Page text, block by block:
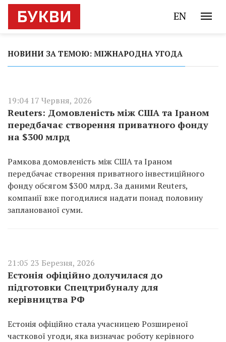
EN
НОВИНИ ЗА ТЕМОЮ: МІЖНАРОДНА УГОДА
19:04 17 Червня, 2026
Reuters: Домовленість між США та Іраном
передбачає створення приватного фонду
на $300 млрд
Рамкова домовленість між США та Іраном
передбачає створення приватного інвестиційного
фонду обсягом $300 млрд. За даними Reuters,
компанії вже погодилися надати понад половину
запланованої суми.
21:05 23 Березня, 2026
Естонія офіційно долучилася до
підготовки Спецтрибуналу для
керівництва РФ
Естонія офіційно стала учасницею Розширеної
часткової угоди, яка визначає роботу керівного